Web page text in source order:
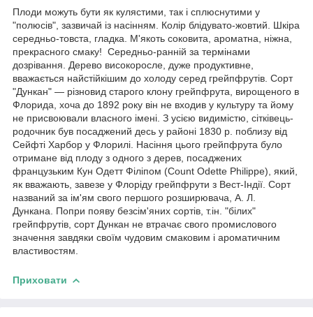
Плоди можуть бути як кулястими, так і сплюснутими у
"полюсів", зазвичай із насінням. Колір блідувато-жовтий. Шкіра
середньо-товста, гладка. М'якоть соковита, ароматна, ніжна,
прекрасного смаку! Середньо-ранній за термінами
дозрівання. Дерево високоросле, дуже продуктивне,
вважається найстійкішим до холоду серед грейпфрутів. Сорт
"Дункан" — різновид старого клону грейпфрута, вирощеного в
Флорида, хоча до 1892 року він не входив у культуру та йому
не присвоювали власного імені. З усією видимістю, сітківець-
родочник був посаджений десь у районі 1830 р. поблизу від
Сейфті Харбор у Флорилі. Насіння цього грейпфрута було
отримане від плоду з одного з дерев, посаджених
французьким Кун Одетт Філіпом (Count Odette Philippe), який,
як вважають, завезе у Флоріду грейпфрути з Вест-Індії. Сорт
названий за ім'ям свого першого розширювача, А. Л.
Дункана. Попри появу безсім'яних сортів, т.ін. "білих"
грейпфрутів, сорт Дункан не втрачає свого промислового
значення завдяки своїм чудовим смаковим і ароматичним
властивостям.
Приховати